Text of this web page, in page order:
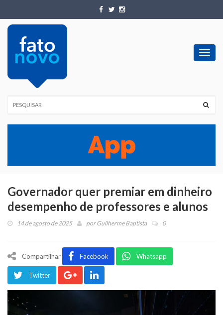
Governador quer premiar em dinheiro
desempenho de professores e alunos
14 de agosto de 2025 porGuilherme Baptista 0
Compartilhar Facebook Whatsapp
Twitter